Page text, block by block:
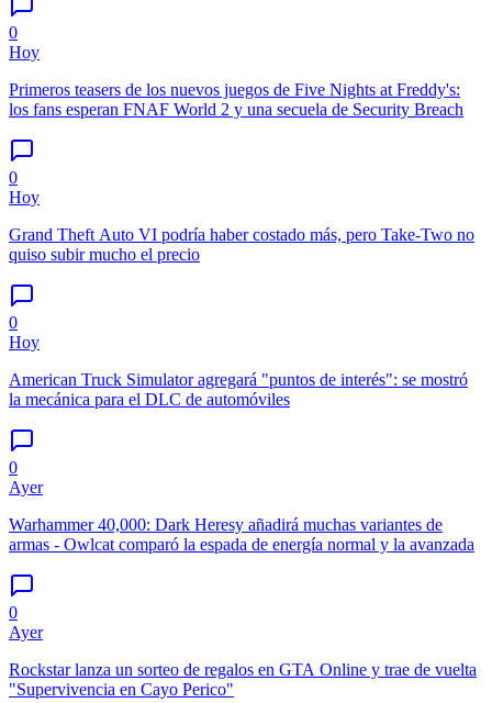
0
Hoy
Primeros teasers de los nuevos juegos de Five Nights at Freddy's:
los fans esperan FNAF World 2 y una secuela de Security Breach
0
Hoy
Grand Theft Auto VI podría haber costado más, pero Take-Two no
quiso subir mucho el precio
0
Hoy
American Truck Simulator agregará "puntos de interés": se mostró
la mecánica para el DLC de automóviles
0
Ayer
Warhammer 40,000: Dark Heresy añadirá muchas variantes de
armas - Owlcat comparó la espada de energía normal y la avanzada
0
Ayer
Rockstar lanza un sorteo de regalos en GTA Online y trae de vuelta
"Supervivencia en Cayo Perico"